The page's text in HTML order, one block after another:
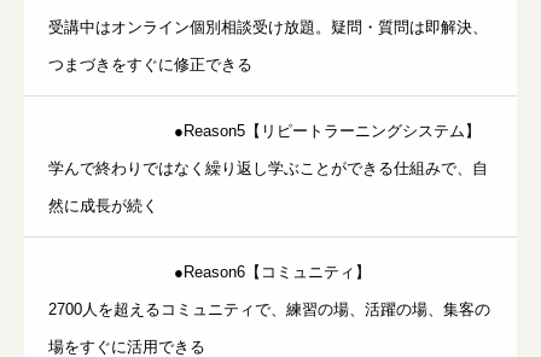
受講中はオンライン個別相談受け放題。疑問・質問は即解決、
つまづきをすぐに修正できる
●Reason5【リピートラーニングシステム】
学んで終わりではなく繰り返し学ぶことができる仕組みで、自
然に成長が続く
●Reason6【コミュニティ】
2700人を超えるコミュニティで、練習の場、活躍の場、集客の
場をすぐに活用できる